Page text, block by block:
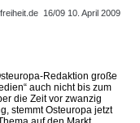
16/09 10. April 2009
Redaktion große
auch nicht bis zum
die Zeit vor zwanzig
stemmt Osteuropa jetzt